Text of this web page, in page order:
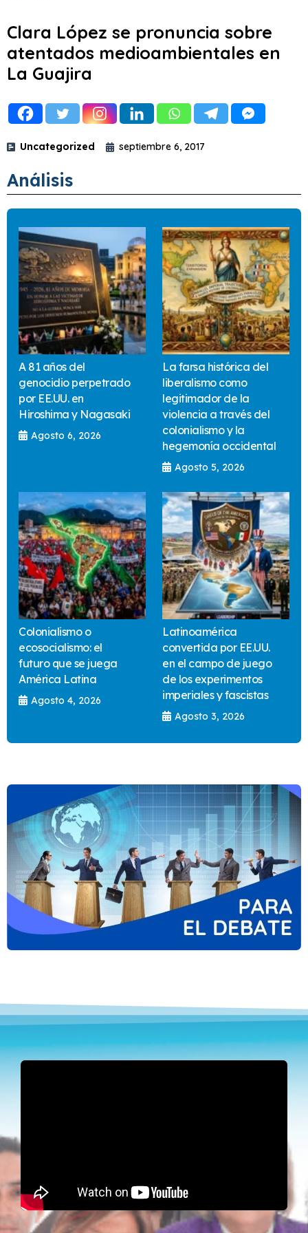
Clara López se pronuncia sobre
atentados medioambientales en
La Guajira
Uncategorized septiembre 6, 2017
Análisis
A 81 años del
genocidio perpetrado
por EE.UU. en
Hiroshima y Nagasaki
Agosto 6, 2026
La farsa histórica del
liberalismo como
legitimador de la
violencia a través del
colonialismo y la
hegemonía occidental
Agosto 5, 2026
Colonialismo o
ecosocialismo: el
futuro que se juega
América Latina
Agosto 4, 2026
Latinoamérica
convertida por EE.UU.
en el campo de juego
de los experimentos
imperiales y fascistas
Agosto 3, 2026